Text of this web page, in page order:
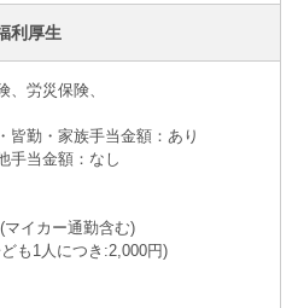
利厚生
労災保険、
皆勤・家族手当金額：あり
手当金額：なし
マイカー通勤含む)
も1人につき:2,000円)